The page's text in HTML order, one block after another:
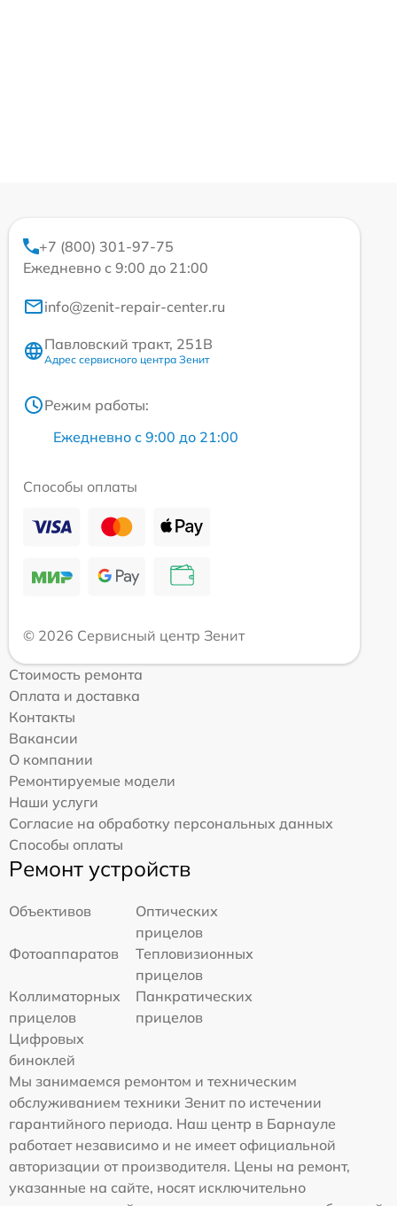
+7 (800) 301-97-75
Ежедневно с 9:00 до 21:00
info@zenit-repair-center.ru
Павловский тракт, 251В
Адрес сервисного центра Зенит
Режим работы:
Ежедневно с 9:00 до 21:00
Способы оплаты
© 2026 Сервисный центр Зенит
Стоимость ремонта
Оплата и доставка
Контакты
Вакансии
О компании
Ремонтируемые модели
Наши услуги
Согласие на обработку персональных данных
Способы оплаты
Ремонт устройств
Объективов
Оптических
прицелов
Фотоаппаратов
Тепловизионных
прицелов
Коллиматорных
прицелов
Панкратических
прицелов
Цифровых
биноклей
Мы занимаемся ремонтом и техническим
обслуживанием техники Зенит по истечении
гарантийного периода. Наш центр в Барнауле
работает независимо и не имеет официальной
авторизации от производителя. Цены на ремонт,
указанные на сайте, носят исключительно